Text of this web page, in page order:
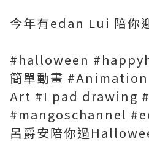
今年有edan Lui 陪你
#halloween
簡單動畫
Art #I pad drawing
#mangoschannel
呂爵安陪你過